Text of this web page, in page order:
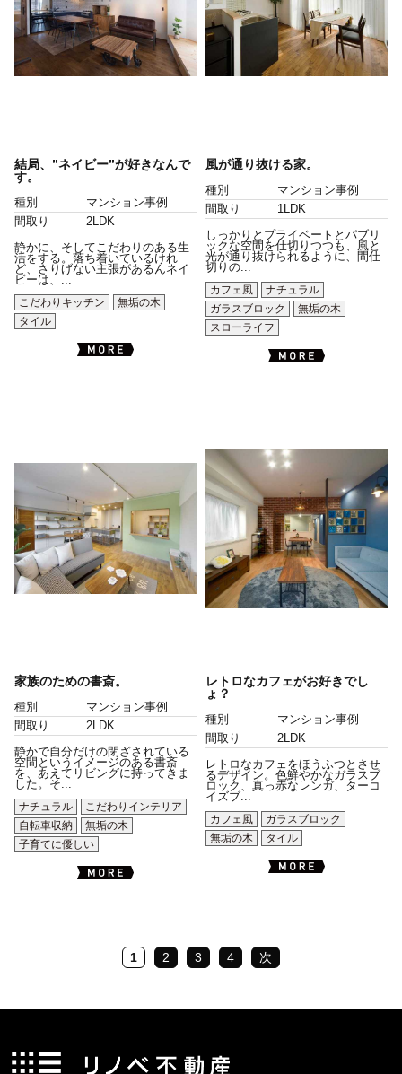
結局、”ネイビー”が好きなんで
す。
種別
マンション事例
間取り
2LDK
静かに、そしてこだわりのある生
活をする。落ち着いているけれ
ど、さりげない主張があるんネイ
ビーは、...
こだわりキッチン
無垢の木
タイル
風が通り抜ける家。
種別
マンション事例
間取り
1LDK
しっかりとプライベートとパブリ
ックな空間を仕切りつつも、風と
光が通り抜けられるように、間仕
切りの...
カフェ風
ナチュラル
ガラスブロック
無垢の木
スローライフ
家族のための書斎。
種別
マンション事例
間取り
2LDK
静かで自分だけの閉ざされている
空間というイメージのある書斎
を、あえてリビングに持ってきま
した。そ...
ナチュラル
こだわりインテリア
自転車収納
無垢の木
子育てに優しい
レトロなカフェがお好きでし
ょ？
種別
マンション事例
間取り
2LDK
レトロなカフェをほうふつとさせ
るデザイン。色鮮やかなガラスブ
ロック、真っ赤なレンガ、ターコ
イズブ...
カフェ風
ガラスブロック
無垢の木
タイル
1 2 3 4 次